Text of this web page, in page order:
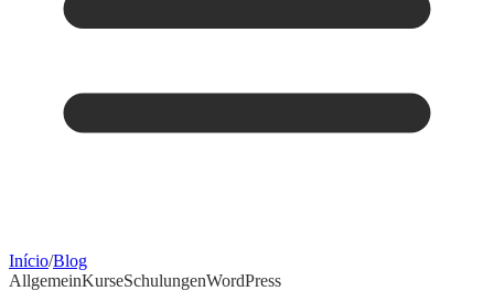
Início/Blog
AllgemeinKurseSchulungenWordPress